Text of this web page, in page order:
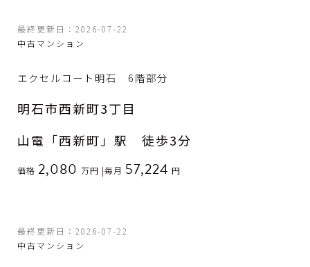
最終更新日：2026-07-22
中古マンション
エクセルコート明石 6階部分
明石市西新町3丁目
山電「西新町」駅 徒歩3分
価格 2,080 万円 |毎月 57,224 円
最終更新日：2026-07-22
中古マンション